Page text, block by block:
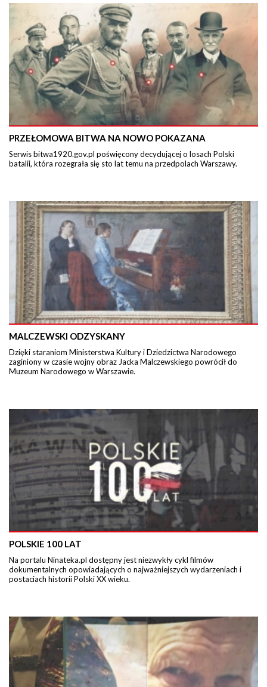
PRZEŁOMOWA BITWA NA NOWO POKAZANA
Serwis bitwa1920.gov.pl poświęcony decydującej o losach Polski
batalii, która rozegrała się sto lat temu na przedpolach Warszawy.
MALCZEWSKI ODZYSKANY
Dzięki staraniom Ministerstwa Kultury i Dziedzictwa Narodowego
zaginiony w czasie wojny obraz Jacka Malczewskiego powrócił do
Muzeum Narodowego w Warszawie.
POLSKIE 100 LAT
Na portalu Ninateka.pl dostępny jest niezwykły cykl filmów
dokumentalnych opowiadających o najważniejszych wydarzeniach i
postaciach historii Polski XX wieku.